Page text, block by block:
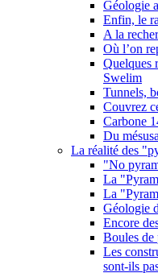
Géologie
Enfin, le
A la
Où l’on
Quelques
Swelim
Tunnels,
Couvrez
Carbone
Du
La réalité des
"No
La
La
Géologie
Encore
Boules de
Les
sont-ils